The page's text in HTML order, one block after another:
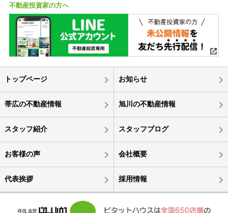
不動産投資家の方へ
トップページ お知らせ
帯広の不動産情報 旭川の不動産情報
スタッフ紹介 スタッフブログ
お客様の声 会社概要
代表挨拶 採用情報